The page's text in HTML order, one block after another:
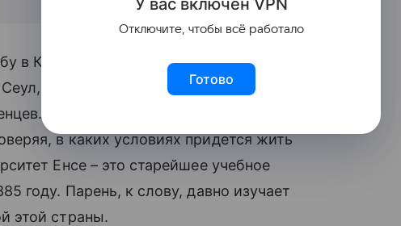
в Корею стало известно еще в ноябре
где у нее прошли встречи в рамках
Джоли с сыном посетили несколько
в каких условиях придется жить
Енсе – это старейшее учебное
году. Парень, к слову, давно изучает
этой страны.
Отключите, чтобы всё работало
Готово